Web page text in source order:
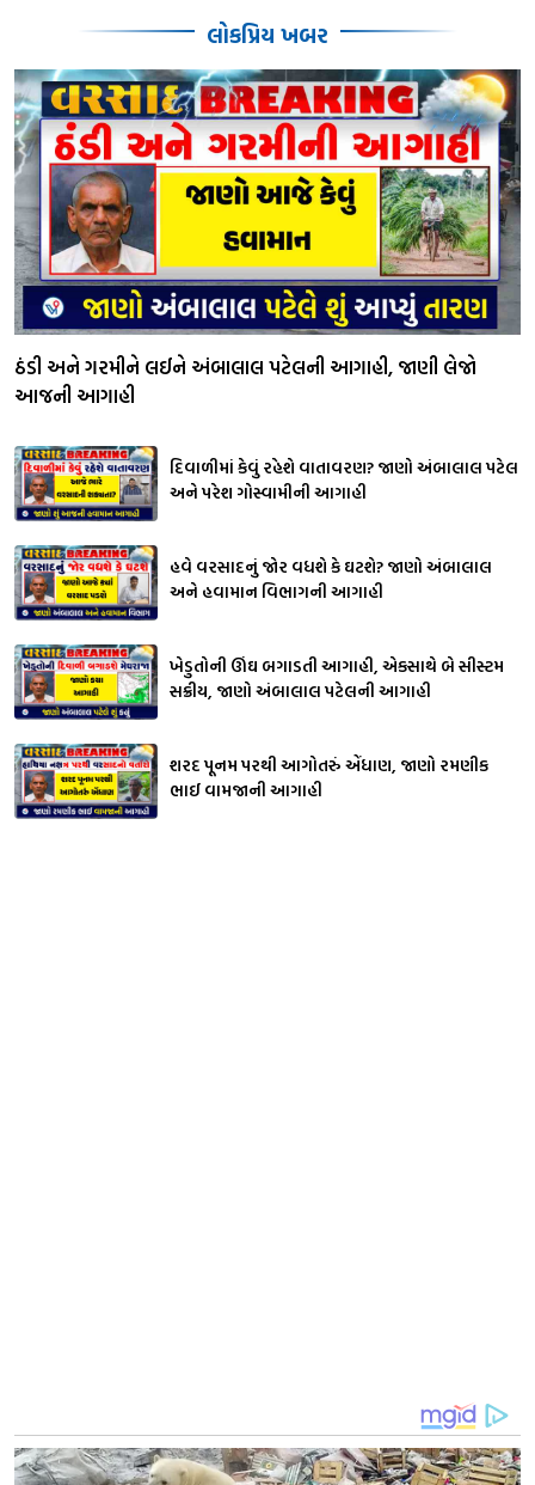
લોકપ્રિય ખબર
ઠંડી અને ગરમીને લઈને અંબાલાલ પટેલની આગાહી, જાણી લેજો
આજની આગાહી
દિવાળીમાં કેવું રહેશે વાતાવરણ? જાણો અંબાલાલ પટેલ
અને પરેશ ગોસ્વામીની આગાહી
હવે વરસાદનું જોર વધશે કે ઘટશે? જાણો અંબાલાલ
અને હવામાન વિભાગની આગાહી
ખેડુતોની ઊંઘ બગાડતી આગાહી, એકસાથે બે સીસ્ટમ
સક્રીય, જાણો અંબાલાલ પટેલની આગાહી
શરદ પૂનમ પરથી આગોતરું એંધાણ, જાણો રમણીક
ભાઈ વામજાની આગાહી